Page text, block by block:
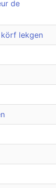
de
lekgen